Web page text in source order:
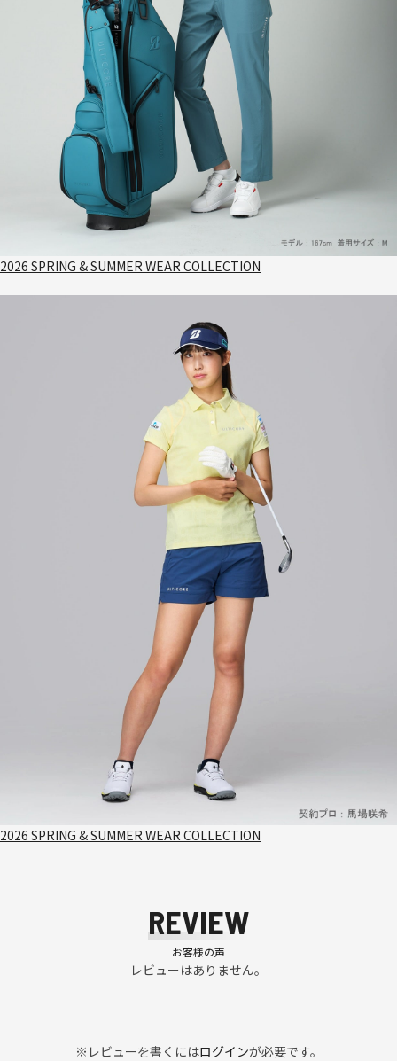
2026 SPRING & SUMMER WEAR COLLECTION
2026 SPRING & SUMMER WEAR COLLECTION
REVIEW
お客様の声
レビューはありません。
※レビューを書くにはログインが必要です。